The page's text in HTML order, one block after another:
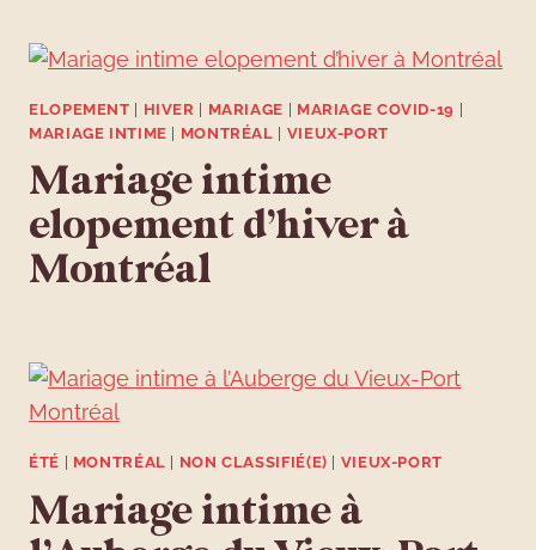
ELOPEMENT | HIVER | MARIAGE | MARIAGE COVID-19 |
MARIAGE INTIME | MONTRÉAL | VIEUX-PORT
Mariage intime
elopement d’hiver à
Montréal
ÉTÉ MONTRÉAL NON CLASSIFIÉ(E) VIEUX-PORT
Mariage intime à